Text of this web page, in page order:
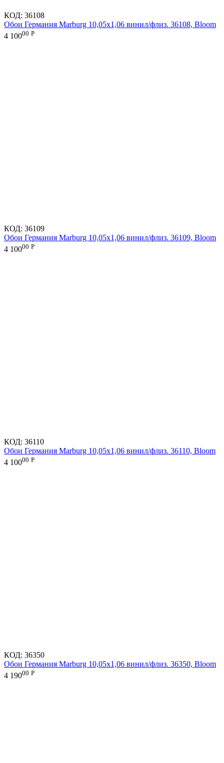
КОД: 36108
Обои Германия Marburg 10,05x1,06 винил/флиз. 36108, Bloom
4 10000 Р
КОД: 36109
Обои Германия Marburg 10,05x1,06 винил/флиз. 36109, Bloom
4 10000 Р
КОД: 36110
Обои Германия Marburg 10,05x1,06 винил/флиз. 36110, Bloom
4 10000 Р
КОД: 36350
Обои Германия Marburg 10,05x1,06 винил/флиз. 36350, Bloom
4 19000 Р